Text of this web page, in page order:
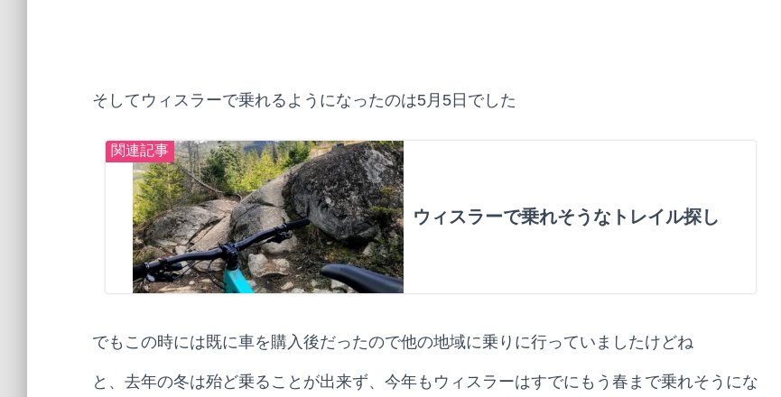
そしてウィスラーで乗れるようになったのは5月5日でした
でもこの時には既に車を購入後だったので他の地域に乗りに行っていましたけどね
と、去年の冬は殆ど乗ることが出来ず、今年もウィスラーはすでにもう春まで乗れそうにな